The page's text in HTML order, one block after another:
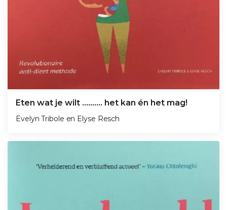
Eten wat je wilt ………. het kan én het mag!
Evelyn Tribole en Elyse Resch